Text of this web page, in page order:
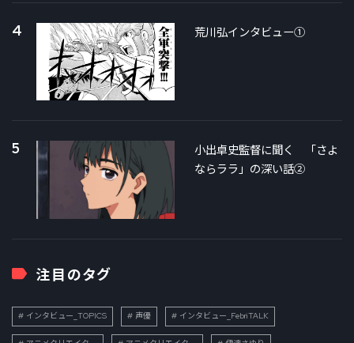
4 荒川弘インタビュー①
5
小出卓史監督に聞く 「さよ
ならララ」の深い話②
注目のタグ
インタビュー_TOPICS 声優 インタビュー_FebriTALK